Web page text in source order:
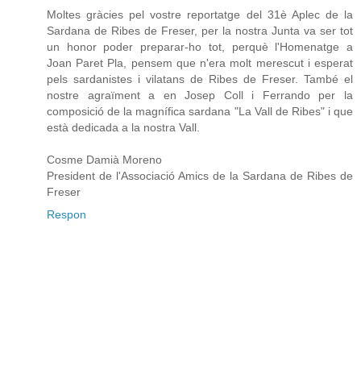
Moltes gràcies pel vostre reportatge del 31è Aplec de la
Sardana de Ribes de Freser, per la nostra Junta va ser tot
un honor poder preparar-ho tot, perquè l'Homenatge a
Joan Paret Pla, pensem que n'era molt merescut i esperat
pels sardanistes i vilatans de Ribes de Freser. També el
nostre agraïment a en Josep Coll i Ferrando per la
composició de la magnífica sardana "La Vall de Ribes" i que
està dedicada a la nostra Vall.
Cosme Damià Moreno
President de l'Associació Amics de la Sardana de Ribes de
Freser
Respon